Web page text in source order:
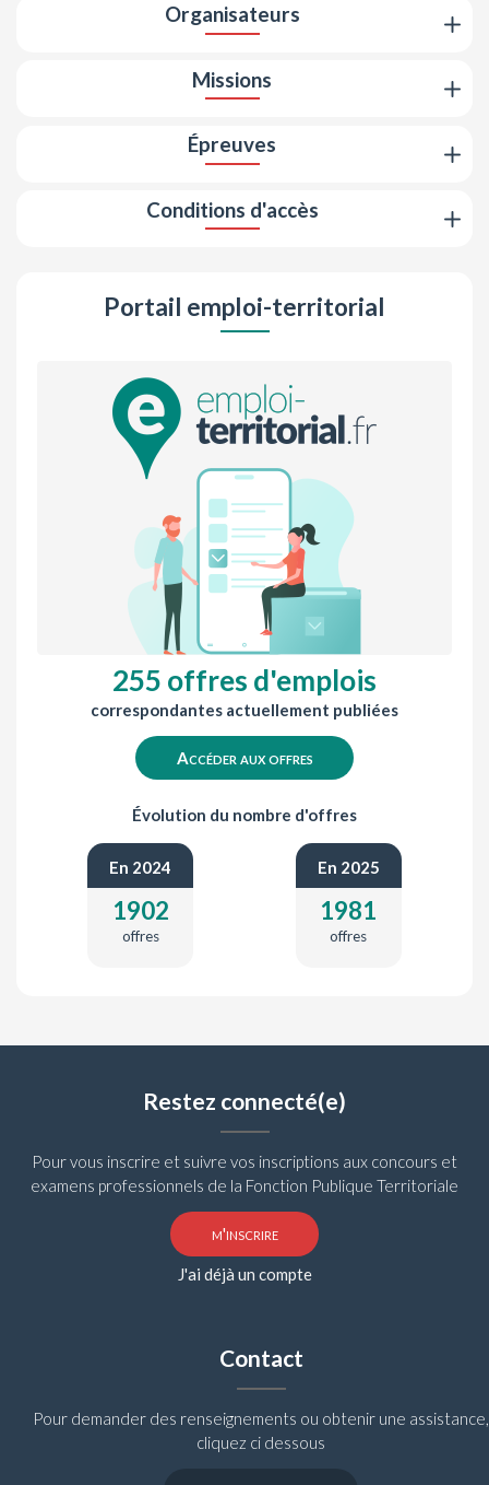
Organisateurs
Missions
Épreuves
Conditions d'accès
Portail emploi-territorial
255 offres d'emplois
correspondantes actuellement publiées
Accéder aux offres
Évolution du nombre d'offres
En 2024
1902
offres
En 2025
1981
offres
Restez connecté(e)
Pour vous inscrire et suivre vos inscriptions aux concours et
examens professionnels de la Fonction Publique Territoriale
m'inscrire
J'ai déjà un compte
Contact
Pour demander des renseignements ou obtenir une assistance,
cliquez ci dessous